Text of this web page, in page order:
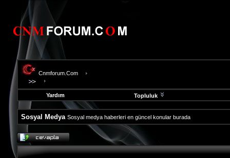
Cnmforum.Com
Yardım Topluluk
Sosyal Medya Sosyal medya haberleri en güncel konular burada
evooli
fethiye
escort